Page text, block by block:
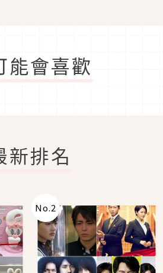
能會喜歡
新排名
No.2